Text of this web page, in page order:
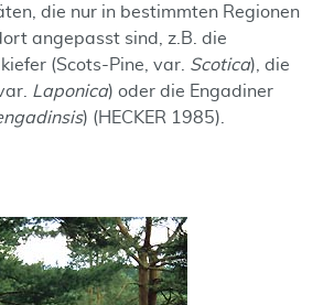
die nur in bestimmten Regionen
angepasst sind, z.B. die
(Scots-Pine, var. Scotica), die
Laponica) oder die Engadiner
) (HECKER 1985).